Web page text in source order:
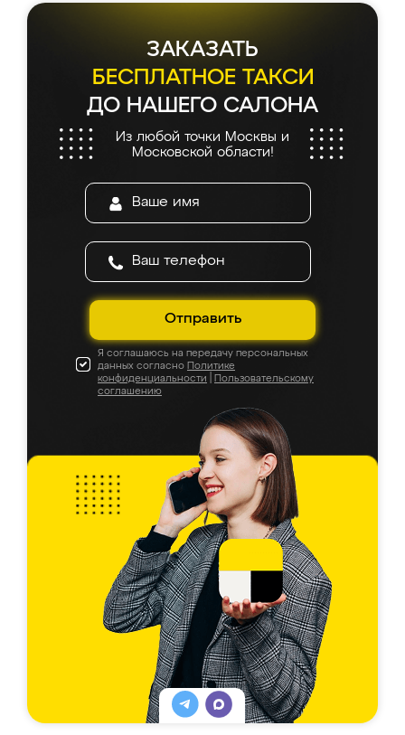
ЗАКАЗАТЬ
БЕСПЛАТНОЕ ТАКСИ
ДО НАШЕГО САЛОНА
Из любой точки Москвы и
Московской области!
Отправить
Я соглашаюсь на передачу персональных
данных согласно Политике
конфиденциальности
Пользовательскому
соглашению